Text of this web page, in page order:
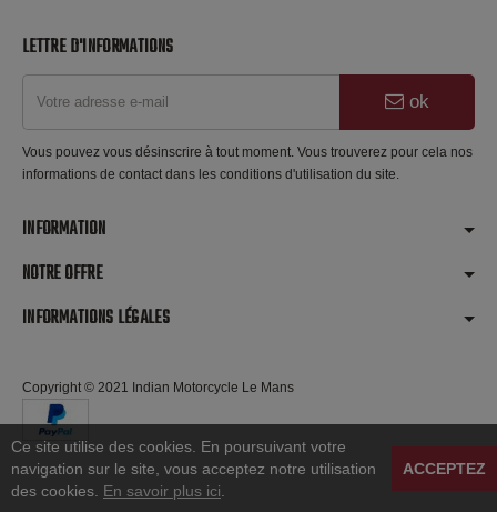
LETTRE D'INFORMATIONS
ok
Vous pouvez vous désinscrire à tout moment. Vous trouverez pour cela nos
informations de contact dans les conditions d'utilisation du site.
INFORMATION
NOTRE OFFRE
INFORMATIONS LÉGALES
Copyright © 2021 Indian Motorcycle Le Mans
Ce site utilise des cookies. En poursuivant votre
navigation sur le site, vous acceptez notre utilisation
des cookies. En savoir plus ici
ACCEPTEZ